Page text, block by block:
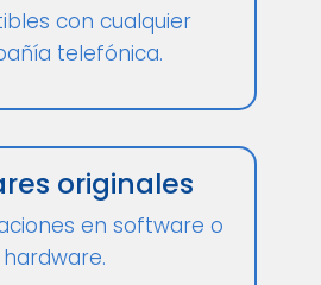
con cualquier
telefónica.
originales
en software o
hardware.